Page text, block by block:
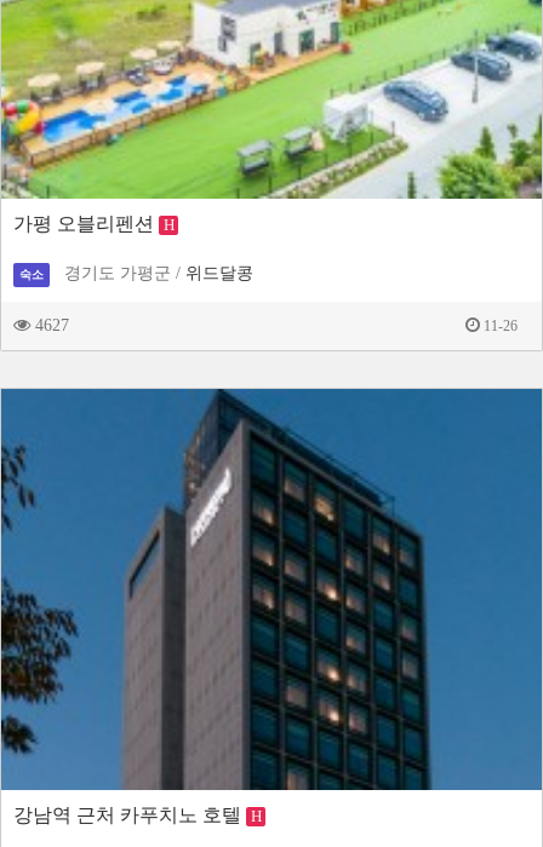
가평 오블리펜션 H
숙소 경기도 가평군 / 위드달콩
4627 11-26
강남역 근처 카푸치노 호텔 H